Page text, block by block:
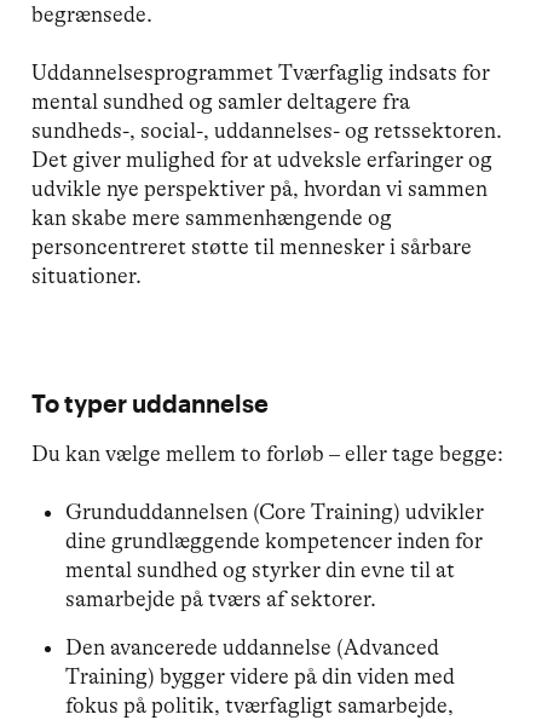
begrænsede.
Uddannelsesprogrammet Tværfaglig indsats for
mental sundhed og samler deltagere fra
sundheds-, social-, uddannelses- og retssektoren.
Det giver mulighed for at udveksle erfaringer og
udvikle nye perspektiver på, hvordan vi sammen
kan skabe mere sammenhængende og
personcentreret støtte til mennesker i sårbare
situationer.
To typer uddannelse
Du kan vælge mellem to forløb – eller tage begge:
Grunduddannelsen (Core Training) udvikler
dine grundlæggende kompetencer inden for
mental sundhed og styrker din evne til at
samarbejde på tværs af sektorer.
Den avancerede uddannelse (Advanced
Training) bygger videre på din viden med
fokus på politik, tværfagligt samarbejde,